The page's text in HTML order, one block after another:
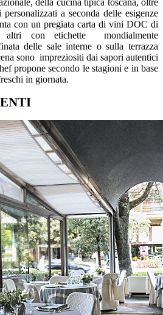
della cucina tipica toscana, oltre
a seconda delle esigenze
con un pregiata carta di vini DOC di
altri con etichette mondialmente
delle sale interne o sulla terrazza
sono impreziositi dai sapori autentici
propone secondo le stagioni e in base
in giornata.